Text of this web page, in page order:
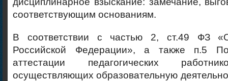
соответствующим основаниям.
В соответствии с частью 2, ст.49 ФЗ
Российской Федерации», а также п.5
аттестации педагогических
осуществляющих образовательную